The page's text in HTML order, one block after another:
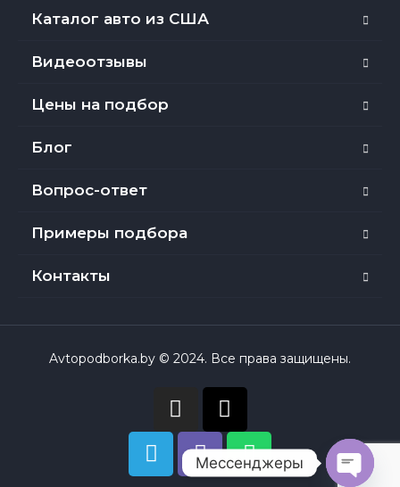
Каталог авто из США
Видеоотзывы
Цены на подбор
Блог
Вопрос-ответ
Примеры подбора
Контакты
Avtopodborka.by © 2024. Все права защищены.
Мессенджеры